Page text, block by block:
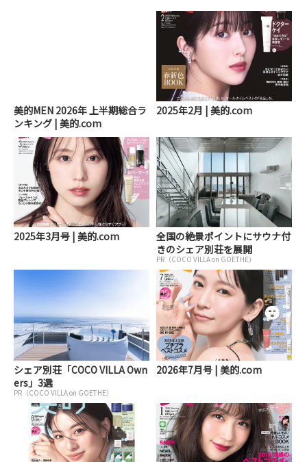
美的MEN 2026年 上半期総合ラ
ンキング | 美的.com
2025年2月 | 美的.com
2025年3月号 | 美的.com
全国の絶景ポイントにサウナ付
きのシェア別荘を展開
PR（COCO VILLA on GOETHE）
シェア別荘「COCO VILLA Own
ers」3選
PR（COCO VILLA on GOETHE）
2026年7月号 | 美的.com